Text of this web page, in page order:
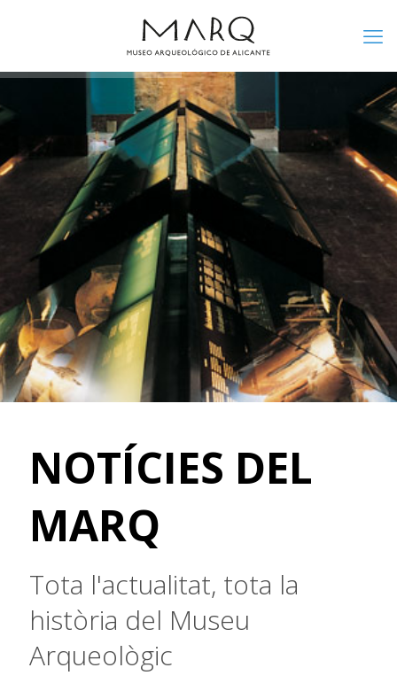
NOTÍCIES DEL
MARQ
Tota l'actualitat, tota la
història del Museu
Arqueològic